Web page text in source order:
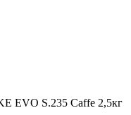
EVO S.235 Caffe 2,5кг